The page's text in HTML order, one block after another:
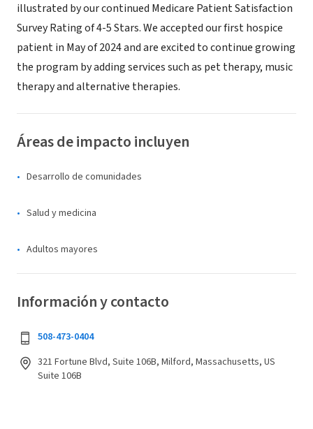
illustrated by our continued Medicare Patient Satisfaction
Survey Rating of 4-5 Stars. We accepted our first hospice
patient in May of 2024 and are excited to continue growing
the program by adding services such as pet therapy, music
therapy and alternative therapies.
Áreas de impacto incluyen
Desarrollo de comunidades
Salud y medicina
Adultos mayores
Información y contacto
508-473-0404
321 Fortune Blvd, Suite 106B, Milford, Massachusetts, US
Suite 106B